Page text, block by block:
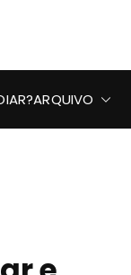
ARQUIVO